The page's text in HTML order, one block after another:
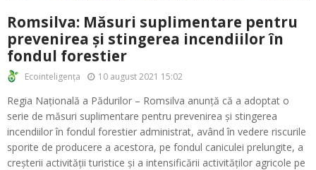
Romsilva: Măsuri suplimentare pentru
prevenirea și stingerea incendiilor în
fondul forestier
Ecointeligența 10 august 2021 15:02
Regia Națională a Pădurilor – Romsilva anunță că a adoptat o
serie de măsuri suplimentare pentru prevenirea și stingerea
incendiilor în fondul forestier administrat, având în vedere riscurile
sporite de producere a acestora, pe fondul caniculei prelungite, a
creșterii activității turistice și a intensificării activităților agricole pe